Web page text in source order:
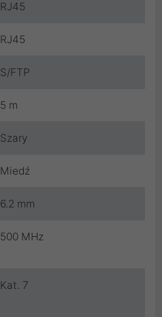
RJ45
RJ45
S/FTP
5 m
Szary
Miedź
6.2 mm
500 MHz
Kat. 7